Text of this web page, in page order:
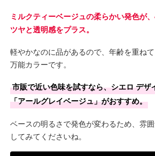
ミルクティーベージュの柔らかい発色が
ツヤと透明感をプラス。
軽やかなのに品があるので、年齢を重ね
万能カラーです。
市販で近い色味を試すなら、シエロ デザ
「アールグレイベージュ」がおすすめ。
ベースの明るさで発色が変わるため、雰
してみてくださいね。